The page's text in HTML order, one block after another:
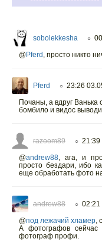
sobolekkesha ○
@Pferd , просто никто
Pferd ○ 23:26
Почаны, а вдруг Ванька
бомбило и видос
razoom89 ○ 21:39
@andrew88, ага, и
просто бездари, ибо
еще обработать фото
andrew88 ○ 02:21
@под лежачий хламер,
А фотографов сейчас
фотограф профи.